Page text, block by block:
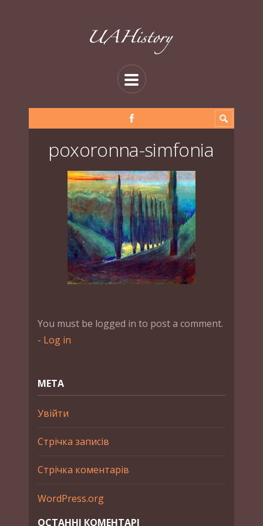
poxoronna-simfonia
You must be logged in to post a comment.
- Log in
МЕТА
Увійти
Стрічка записів
Стрічка коментарів
WordPress.org
ОСТАННІ КОМЕНТАРІ